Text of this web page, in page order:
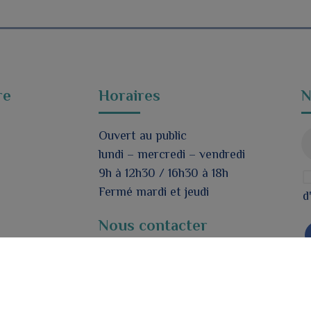
Horaires
Ouvert au public
lundi – mercredi – vendredi
9h à 12h30 / 16h30 à 18h
Fermé mardi et jeudi
Nous contacter